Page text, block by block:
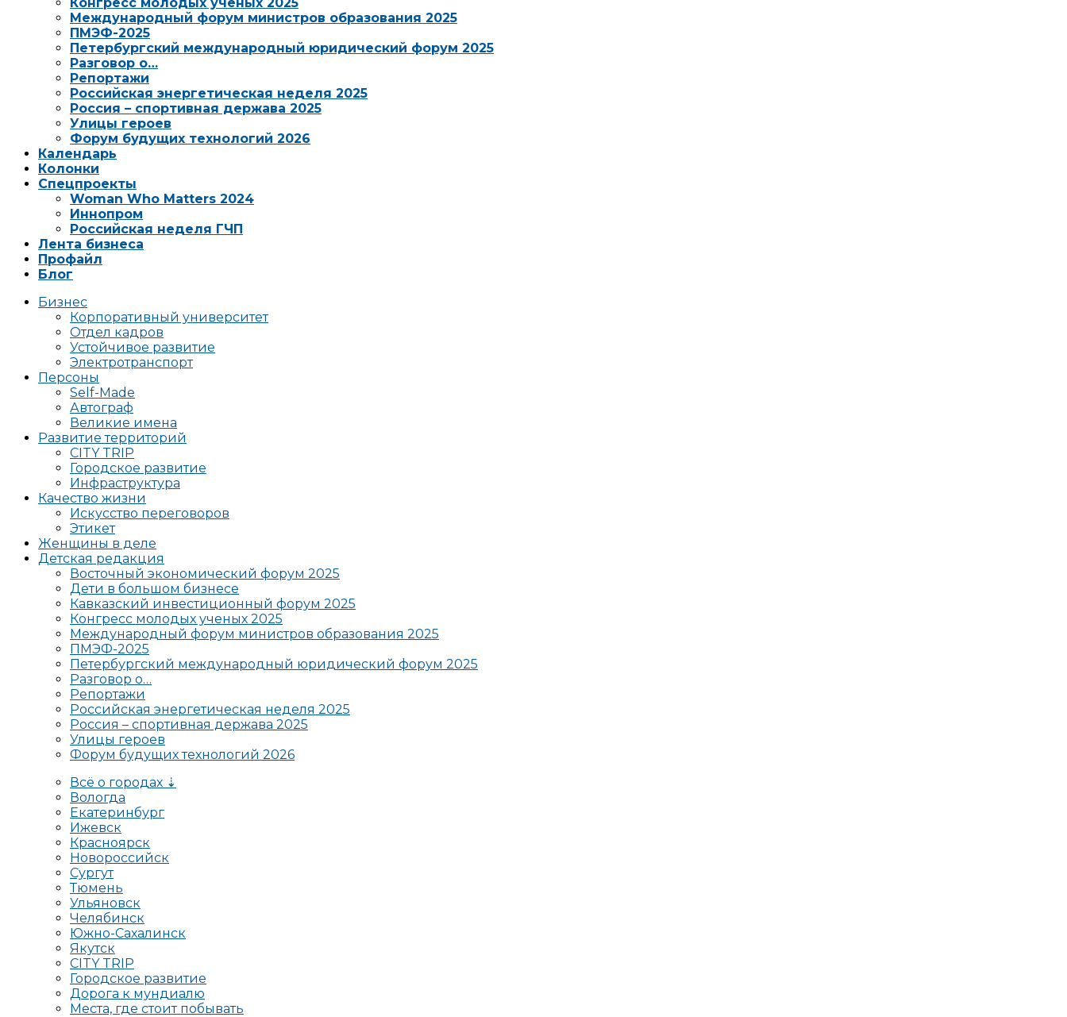
Международный форум министров образования 2025
ПМЭФ-2025
Петербургский международный юридический форум 2025
Разговор о…
Репортажи
Российская энергетическая неделя 2025
Россия – спортивная держава 2025
Улицы героев
Форум будущих технологий 2026
Календарь
Колонки
Спецпроекты
Woman Who Matters 2024
Иннопром
Российская неделя ГЧП
Лента бизнеса
Профайл
Блог
Бизнес
Корпоративный университет
Отдел кадров
Устойчивое развитие
Электротранспорт
Персоны
Self-Made
Автограф
Великие имена
Развитие территорий
CITY TRIP
Городское развитие
Инфраструктура
Качество жизни
Искусство переговоров
Этикет
Женщины в деле
Детская редакция
Восточный экономический форум 2025
Дети в большом бизнесе
Кавказский инвестиционный форум 2025
Конгресс молодых ученых 2025
Международный форум министров образования 2025
ПМЭФ-2025
Петербургский международный юридический форум 2025
Разговор о…
Репортажи
Российская энергетическая неделя 2025
Россия – спортивная держава 2025
Улицы героев
Форум будущих технологий 2026
Всё о городах ⇣
Вологда
Екатеринбург
Ижевск
Красноярск
Новороссийск
Сургут
Тюмень
Ульяновск
Челябинск
Южно-Сахалинск
Якутск
CITY TRIP
Городское развитие
Дорога к мундиалю
Места, где стоит побывать